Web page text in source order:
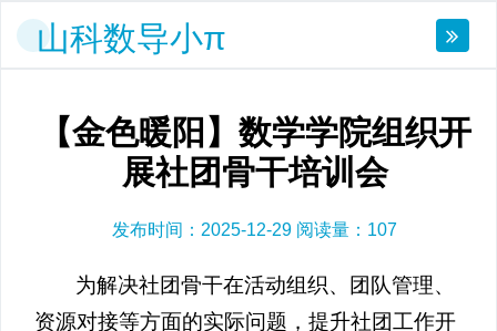
山科数导小π
【金色暖阳】数学学院组织开
展社团骨干培训会
发布时间：2025-12-29 阅读量： 107
为解决社团骨干在活动组织、团队管理、
资源对接等方面的实际问题，提升社团工作开